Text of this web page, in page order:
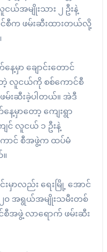
အမျိုးသား ၂ ဦးနဲ့
င်စီက ဖမ်းဆီးထားတယ်လို့
မှာ ချောင်းတောင်
ဆိုတဲ့ လူငယ်ကို စစ်ကောင်စီ
မ်းဆီးခဲ့ပါတယ်။ အဲဒီ
မှာတော့ ကျေးရွာ
င် လူငယ် ၁ ဦးနဲ့
ောင် စီအဖွဲ့က ထပ်မံ
ာလည်း ရေးမြို့ အောင်
၀ အရွယ်အမျိုးသမီးတစ်
အဖွဲ့ လာရောက် ဖမ်းဆီး